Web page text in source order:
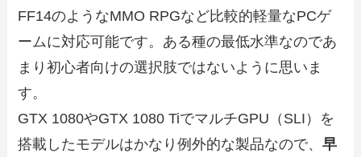
FF14のようなMMO RPGなど比較的軽量なPCゲ
ームに対応可能です。ある種の最低水準なのであ
まり初心者向けの選択肢ではないように思いま
す。
GTX 1080やGTX 1080 TiでマルチGPU（SLI）を
搭載したモデルはかなり例外的な製品なので、早